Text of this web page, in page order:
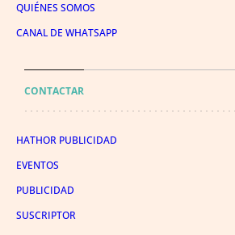
QUIÉNES SOMOS
CANAL DE WHATSAPP
CONTACTAR
HATHOR PUBLICIDAD
EVENTOS
PUBLICIDAD
SUSCRIPTOR